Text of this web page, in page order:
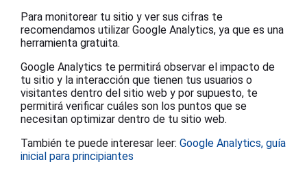
Para monitorear tu sitio y ver sus cifras te
recomendamos utilizar Google Analytics, ya que es una
herramienta gratuita.
Google Analytics te permitirá observar el impacto de
tu sitio y la interacción que tienen tus usuarios o
visitantes dentro del sitio web y por supuesto, te
permitirá verificar cuáles son los puntos que se
necesitan optimizar dentro de tu sitio web.
También te puede interesar leer: Google Analytics, guía
inicial para principiantes